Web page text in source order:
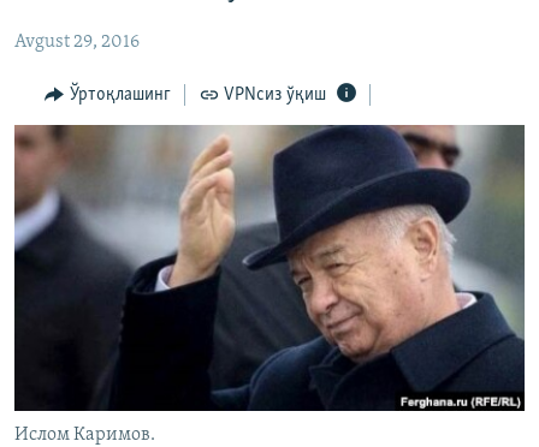
На русском
ИЖТИМОИЙ ТАРМОҚЛАР
Озодлик бошқа тилларда
Avgust 29, 2016
Ўртоқлашинг VPNсиз ўқиш
Ислом Каримов.